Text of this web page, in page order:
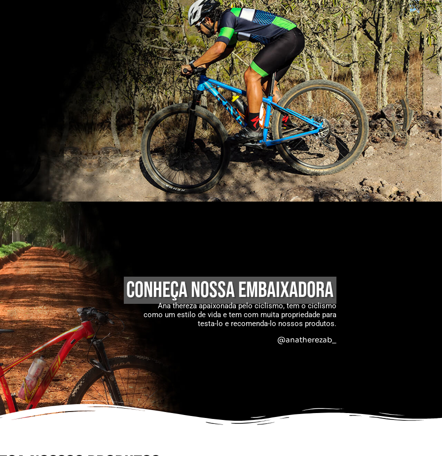
Conheça nossa embaixadora
Ana thereza apaixonada pelo ciclismo, tem o ciclismo
como um estilo de vida e tem com muita propriedade para
testa-lo e recomenda-lo nossos produtos.
@anatherezab_